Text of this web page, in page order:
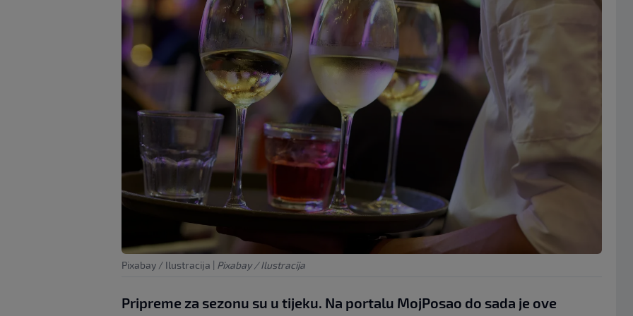
Pixabay / Ilustracija | Pixabay / Ilustracija
Pripreme za sezonu su u tijeku. Na portalu MojPosao do sada je ove